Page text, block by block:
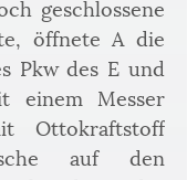
geschlossene
öffnete A die
Pkw des E und
einem Messer
Ottokraftstoff
auf den